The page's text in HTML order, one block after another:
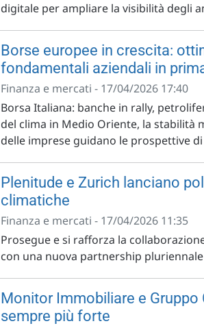
digitale per ampliare la visibilità degli
Borse europee in crescita:
fondamentali aziendali in
Finanza e mercati - 17/04/2026 17:40
Borsa Italiana: banche in rally,
del clima in Medio Oriente, la stabilità
delle imprese guidano le prospettive
Plenitude e Zurich lanciano
climatiche
Finanza e mercati - 17/04/2026 11:35
Prosegue e si rafforza la
con una nuova partnership
Monitor Immobiliare e Gruppo
sempre più forte